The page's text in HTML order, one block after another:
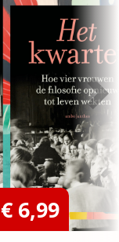
€ 6,99